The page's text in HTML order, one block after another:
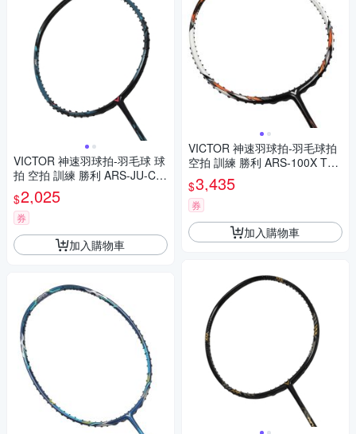
VICTOR 神速羽球拍-羽毛球 球
拍 空拍 訓練 勝利 ARS-JU-C-3
U 黑墨藍粉
$2,025
券
加入購物車
VICTOR 神速羽球拍-羽毛球拍
空拍 訓練 勝利 ARS-100X TD-
CO 黑白橘
$3,435
券
加入購物車